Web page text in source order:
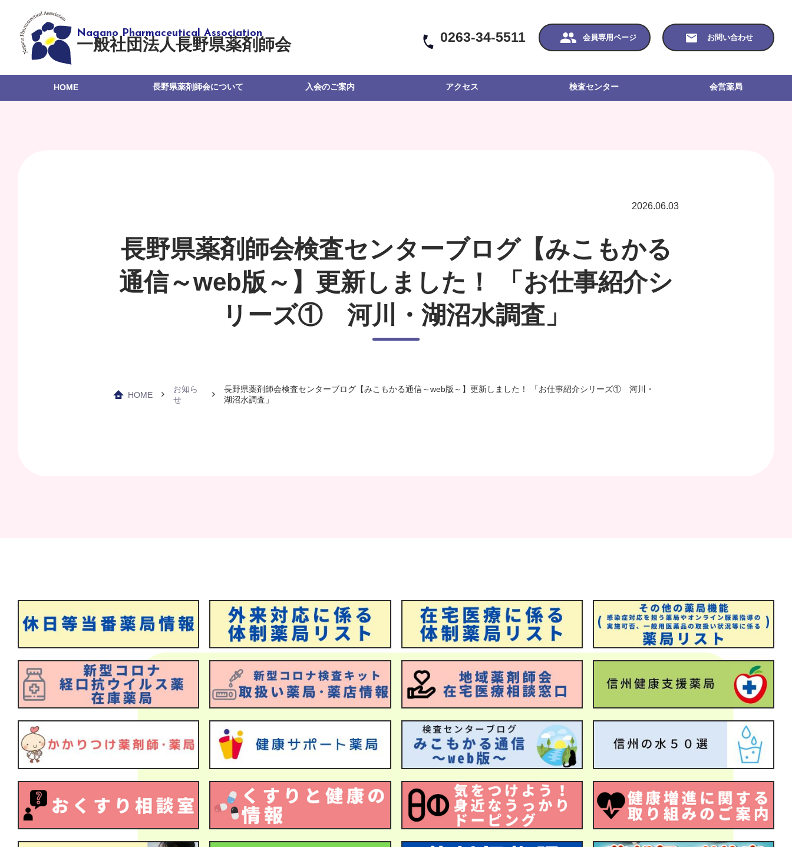
一般社団法人長野県薬剤師会 0263-34-5511 会員専用ページ お問い合わせ
HOME 長野県薬剤師会について 入会のご案内 アクセス 検査センター 会営薬局
2026.06.03
長野県薬剤師会検査センターブログ【みこもかる
通信～web版～】更新しました！ 「お仕事紹介シ
リーズ① 河川・湖沼水調査」
HOME
お知ら
せ
長野県薬剤師会検査センターブログ【みこもかる通信～web版～】更新しました！ 「お仕事紹介シリーズ① 河川・
湖沼水調査」